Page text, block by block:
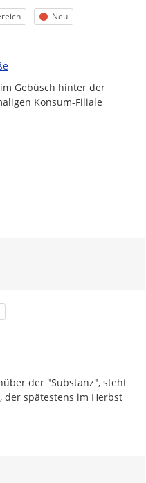
Status
Neu
Gebüsch hinter der
Konsum-Filiale
der "Substanz", steht
der spätestens im Herbst